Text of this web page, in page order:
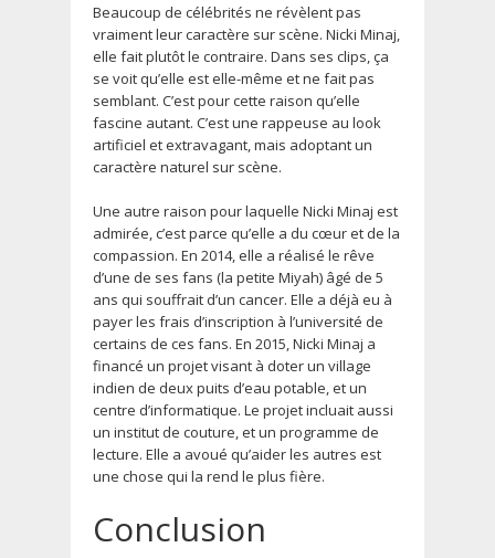
Beaucoup de célébrités ne révèlent pas
vraiment leur caractère sur scène. Nicki Minaj,
elle fait plutôt le contraire. Dans ses clips, ça
se voit qu’elle est elle-même et ne fait pas
semblant. C’est pour cette raison qu’elle
fascine autant. C’est une rappeuse au look
artificiel et extravagant, mais adoptant un
caractère naturel sur scène.
Une autre raison pour laquelle Nicki Minaj est
admirée, c’est parce qu’elle a du cœur et de la
compassion. En 2014, elle a réalisé le rêve
d’une de ses fans (la petite Miyah) âgé de 5
ans qui souffrait d’un cancer. Elle a déjà eu à
payer les frais d’inscription à l’université de
certains de ces fans. En 2015, Nicki Minaj a
financé un projet visant à doter un village
indien de deux puits d’eau potable, et un
centre d’informatique. Le projet incluait aussi
un institut de couture, et un programme de
lecture. Elle a avoué qu’aider les autres est
une chose qui la rend le plus fière.
Conclusion